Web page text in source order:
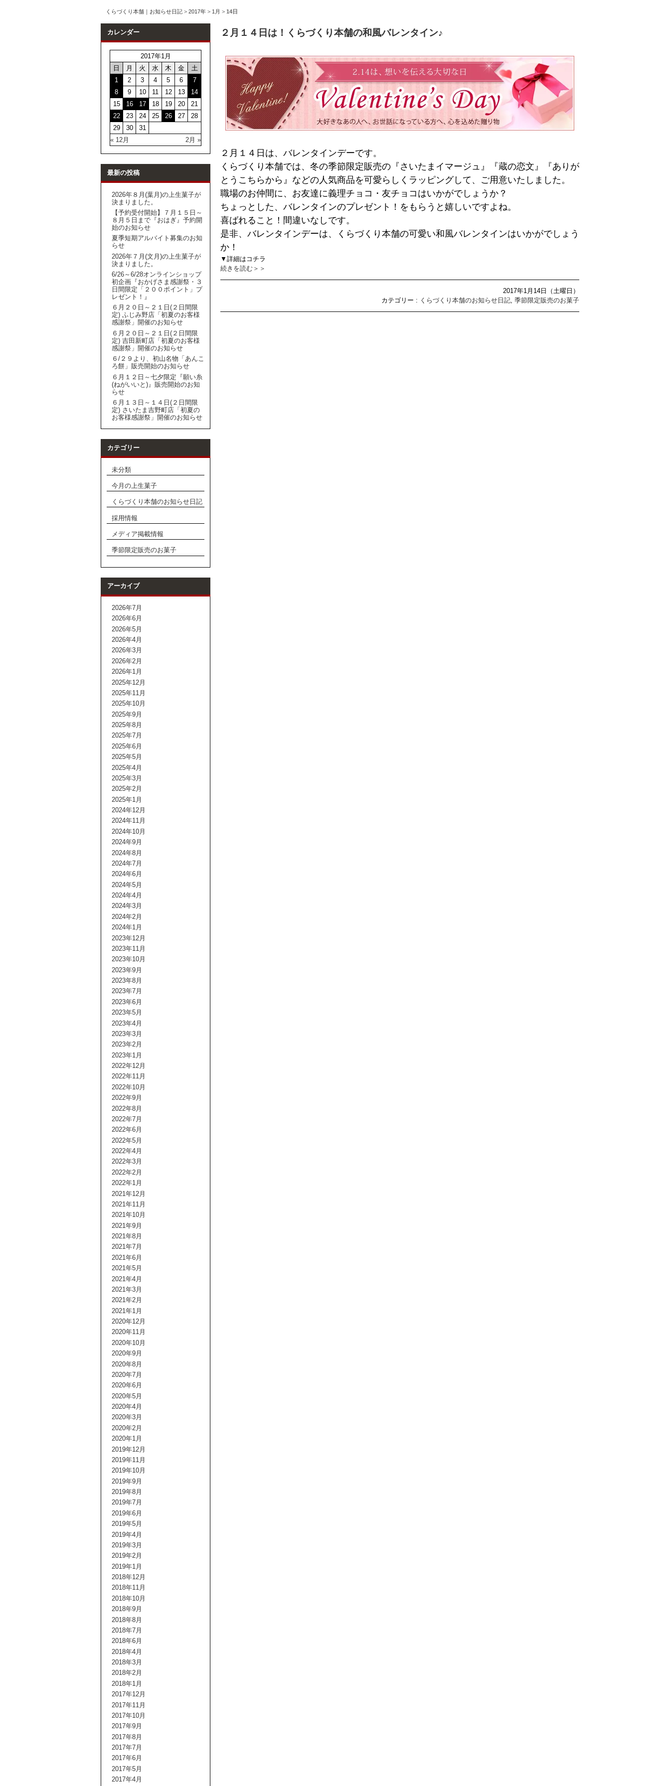
くらづくり本舗｜お知らせ日記 > 2017年 > 1月 > 14日
カレンダー
2017年1月
日
月 火 水 木 金 土
« 12月 2月 »
1 2 3 4 5 6
7
8
9 10 11 12 13
14
15
16 17 18 19 20
21
22
23 24 25 26 27
28
29
30 31
最新の投稿
2026年８月(葉月)の上生菓子が
決まりました。
【予約受付開始】７月１５日～
８月５日まで『おはぎ』予約開
始のお知らせ
夏季短期アルバイト募集のお知
らせ
2026年７月(文月)の上生菓子が
決まりました。
6/26～6/28オンラインショップ
初企画『おかげさま感謝祭・３
日間限定「２００ポイント」プ
レゼント！』
６月２０日～２１日(２日間限
定) ふじみ野店「初夏のお客様
感謝祭」開催のお知らせ
６月２０日～２１日(２日間限
定) 吉田新町店「初夏のお客様
感謝祭」開催のお知らせ
６/２９より、初山名物「あんこ
ろ餅」販売開始のお知らせ
６月１２日～七夕限定『願い糸
(ねがいいと)』販売開始のお知
らせ
６月１３日～１４日(２日間限
定) さいたま吉野町店「初夏の
お客様感謝祭」開催のお知らせ
カテゴリー
未分類
今月の上生菓子
くらづくり本舗のお知らせ日記
採用情報
メディア掲載情報
季節限定販売のお菓子
アーカイブ
2026年7月
2026年6月
2026年5月
2026年4月
2026年3月
2026年2月
2026年1月
2025年12月
2025年11月
2025年10月
2025年9月
2025年8月
2025年7月
2025年6月
2025年5月
2025年4月
2025年3月
2025年2月
2025年1月
2024年12月
2024年11月
2024年10月
2024年9月
2024年8月
2024年7月
2024年6月
2024年5月
2024年4月
2024年3月
2024年2月
2024年1月
2023年12月
2023年11月
2023年10月
2023年9月
2023年8月
2023年7月
2023年6月
2023年5月
2023年4月
2023年3月
2023年2月
2023年1月
2022年12月
2022年11月
2022年10月
2022年9月
2022年8月
2022年7月
2022年6月
2022年5月
2022年4月
2022年3月
2022年2月
2022年1月
2021年12月
2021年11月
2021年10月
2021年9月
2021年8月
2021年7月
2021年6月
2021年5月
2021年4月
2021年3月
2021年2月
2021年1月
2020年12月
2020年11月
2020年10月
2020年9月
2020年8月
2020年7月
2020年6月
2020年5月
2020年4月
2020年3月
2020年2月
2020年1月
2019年12月
2019年11月
2019年10月
2019年9月
2019年8月
2019年7月
2019年6月
2019年5月
2019年4月
2019年3月
2019年2月
2019年1月
2018年12月
2018年11月
2018年10月
2018年9月
2018年8月
2018年7月
2018年6月
2018年4月
2018年3月
2018年2月
2018年1月
2017年12月
2017年11月
2017年10月
2017年9月
2017年8月
2017年7月
2017年6月
2017年5月
2017年4月
２月１４日は！くらづくり本舗の和風バレンタイン♪
２月１４日は、バレンタインデーです。
くらづくり本舗では、冬の季節限定販売の『さいたまイマージュ』『蔵の恋文』『ありが
とうこちらから』などの人気商品を可愛らしくラッピングして、ご用意いたしました。
職場のお仲間に、お友達に義理チョコ・友チョコはいかがでしょうか？
ちょっとした、バレンタインのプレゼント！をもらうと嬉しいですよね。
喜ばれること！間違いなしです。
是非、バレンタインデーは、くらづくり本舗の可愛い和風バレンタインはいかがでしょう
か！
▼詳細はコチラ
続きを読む＞＞
2017年1月14日（土曜日）
カテゴリー : くらづくり本舗のお知らせ日記, 季節限定販売のお菓子